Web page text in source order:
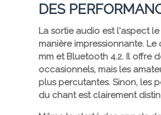
DES
La sortie audio est l'aspect
manière impressionnante.
mm et Bluetooth 4.2. Il offre
occasionnels, mais les
plus percutantes. Sinon, les
du chant est clairement